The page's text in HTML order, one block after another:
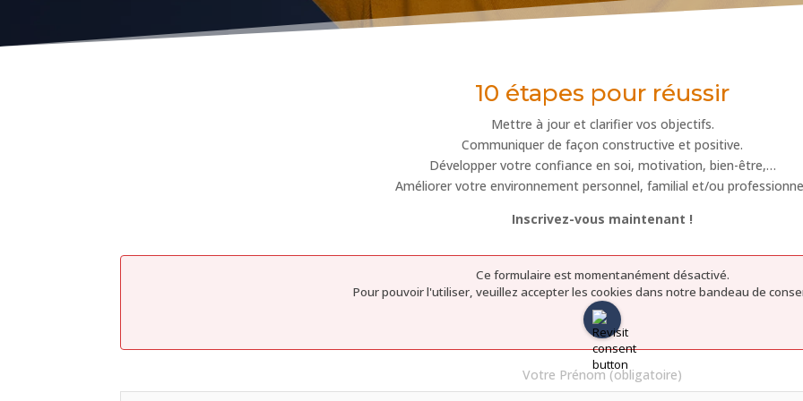
10 étapes pour réussir
Mettre à jour et clarifier vos objectifs.
Communiquer de façon constructive et positive.
Développer votre confiance en soi, motivation, bien-être,…
Améliorer votre environnement personnel, familial et/ou
Inscrivez-vous maintenant !
Ce formulaire est momentanément désactivé.
Pour pouvoir l'utiliser, veuillez accepter les cookies dans notre bandeau de
Votre Prénom (obligatoire)